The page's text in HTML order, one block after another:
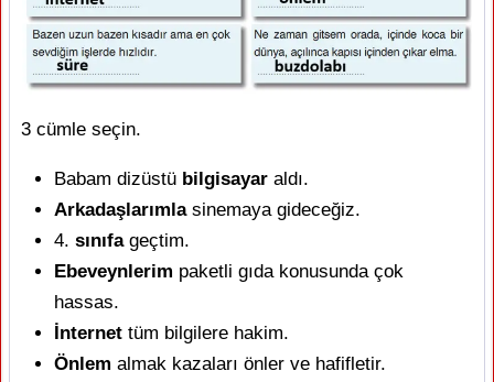
3 cümle seçin.
Babam dizüstü bilgisayar aldı.
Arkadaşlarımlasinemaya gideceğiz.
4. sınıfageçtim.
Ebeveynlerim paketli gıda konusunda çok
hassas.
İnternet tüm bilgilere hakim.
Önlem almak kazaları önler ve hafifletir.